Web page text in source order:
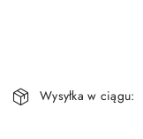
Wysyłka w ciągu: